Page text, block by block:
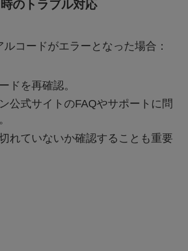
のトラブル対応
コードがエラーとなった場合：
ドを再確認。
公式サイトのFAQやサポートに問
れていないか確認することも重要